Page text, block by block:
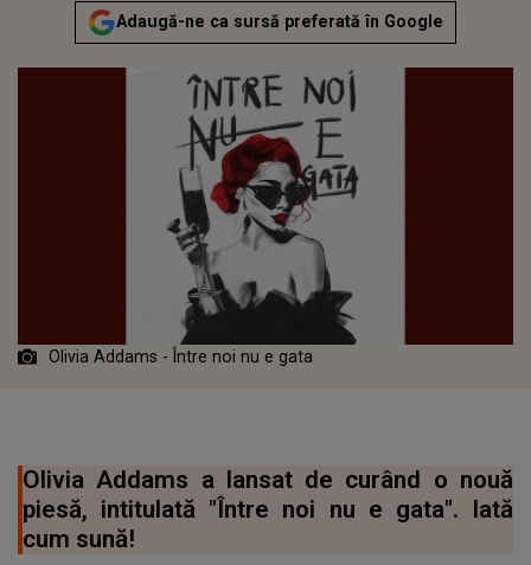
Adaugă-ne ca sursă preferată în Google
Olivia Addams - Între noi nu e gata
Olivia Addams a lansat de curând o nouă
piesă, intitulată "Între noi nu e gata". Iată
cum sună!